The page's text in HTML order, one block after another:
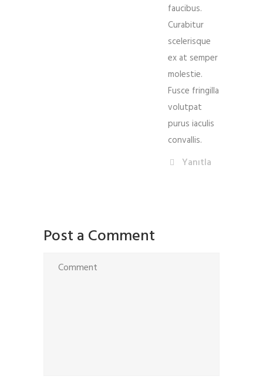
faucibus.
Curabitur
scelerisque
ex at semper
molestie.
Fusce fringilla
volutpat
purus iaculis
convallis.
Yanıtla
Post a Comment